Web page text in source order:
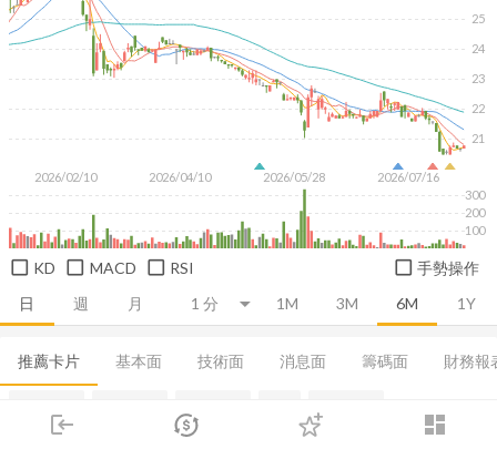
login dashboard
市場 登入
日 週 月 1M 3M 6M 1Y
2026/02/10 2026/04/10 2026/05/28 2026/07/16
21
22
23
24
25
100
200
300
KD MACD RSI 手勢操作
推薦卡片 基本面 技術面 消息面 籌碼面 財務報